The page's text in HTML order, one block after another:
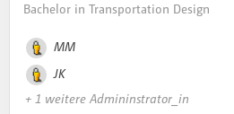
Bachelor in Transportation Design
MM
JK
+ 1 weitere Admininstrator_in